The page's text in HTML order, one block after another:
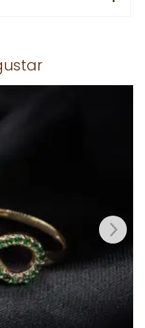
hayan comprado este